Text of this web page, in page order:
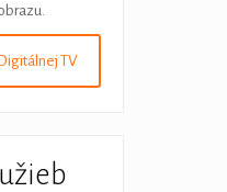
TV